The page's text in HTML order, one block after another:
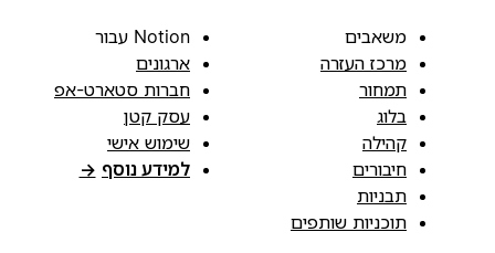
משאבים
מרכז העזרה
תמחור
בלוג
קהילה
חיבורים
תבניות
תוכניות שותפים
Notion עבור
ארגונים
חברות סטארט-אפ
עסק קטן
שימוש אישי
למידע נוסף →